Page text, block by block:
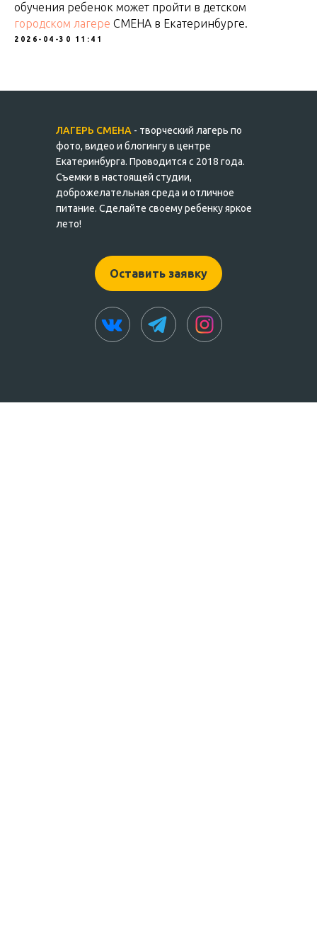
обучения ребенок может пройти в детском
городском лагере СМЕНА в Екатеринбурге.
2026-04-30 11:41
ЛАГЕРЬ СМЕНА - творческий лагерь по
фото, видео и блогингу в центре
Екатеринбурга. Проводится с 2018 года.
Съемки в настоящей студии,
доброжелательная среда и отличное
питание. Сделайте своему ребенку яркое
лето!
Оставить заявку